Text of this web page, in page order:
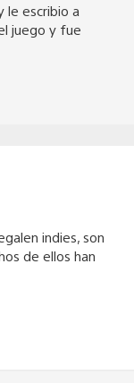
le escribio a
juego y fue
indies, son
de ellos han